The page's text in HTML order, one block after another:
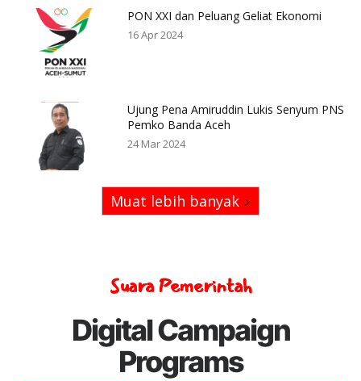
PON XXI dan Peluang Geliat Ekonomi
16 Apr 2024
Ujung Pena Amiruddin Lukis Senyum PNS
Pemko Banda Aceh
24 Mar 2024
Muat lebih banyak
Suara Pemerintah
Digital Campaign
Programs